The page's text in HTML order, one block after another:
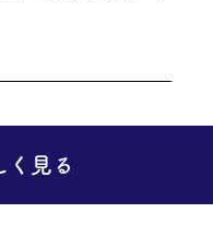
く見る